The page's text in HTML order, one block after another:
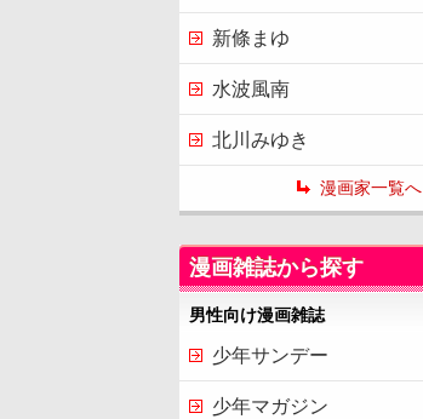
新條まゆ
水波風南
北川みゆき
漫画家一覧へ
漫画雑誌から探す
男性向け漫画雑誌
少年サンデー
少年マガジン